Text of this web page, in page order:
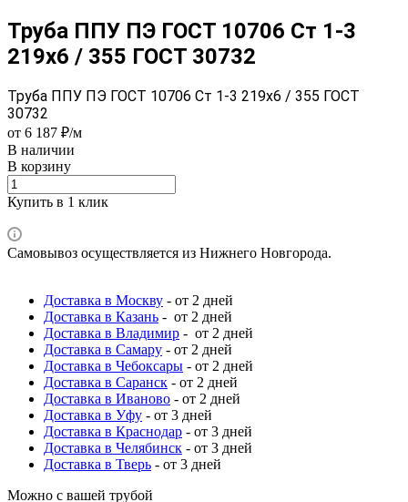
Труба ППУ ПЭ ГОСТ 10706 Ст 1-3
219x6 / 355 ГОСТ 30732
Труба ППУ ПЭ ГОСТ 10706 Ст 1-3 219x6 / 355 ГОСТ
30732
от 6 187 ₽/м
В наличии
В корзину
Купить в 1 клик
Самовывоз осуществляется из Нижнего Новгорода.
Доставка в Москву - от 2 дней
Доставка в Казань - от 2 дней
Доставка в Владимир - от 2 дней
Доставка в Самару - от 2 дней
Доставка в Чебоксары - от 2 дней
Доставка в Саранск - от 2 дней
Доставка в Иваново - от 2 дней
Доставка в Уфу - от 3 дней
Доставка в Краснодар - от 3 дней
Доставка в Челябинск - от 3 дней
Доставка в Тверь - от 3 дней
Можно с вашей трубой